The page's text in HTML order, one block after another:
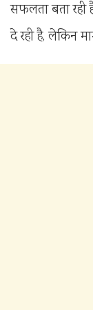
सफलता बता रही
दे रही है, लेकिन